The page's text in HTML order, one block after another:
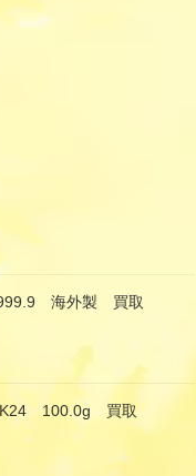
海外製 買取
100.0g 買取